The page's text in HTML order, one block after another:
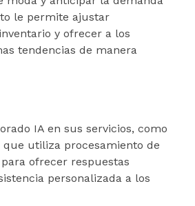
le permite ajustar
y ofrecer a los
tendencias de manera
IA en sus servicios, como
que utiliza procesamiento de
ofrecer respuestas
personalizada a los